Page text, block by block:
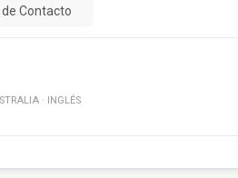
de Contacto
· INGLÉS